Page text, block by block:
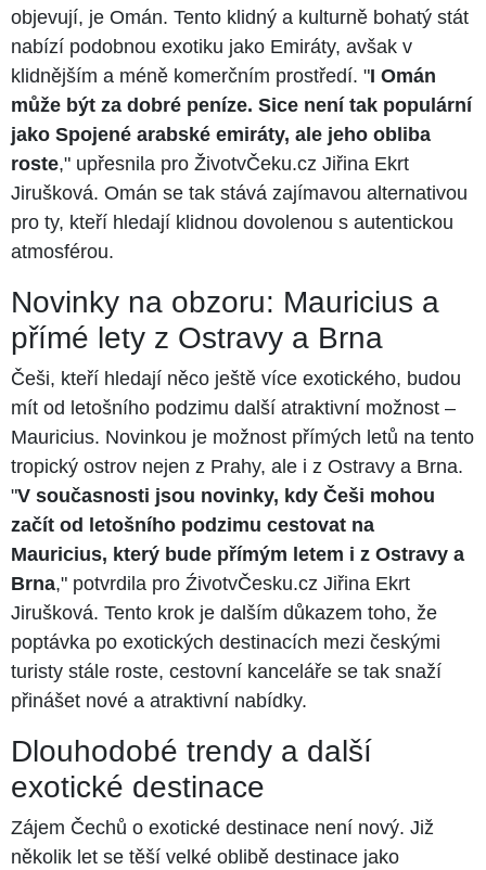
objevují, je Omán. Tento klidný a kulturně bohatý stát
nabízí podobnou exotiku jako Emiráty, avšak v
klidnějším a méně komerčním prostředí. "I Omán
může být za dobré peníze. Sice není tak populární
jako Spojené arabské emiráty, ale jeho obliba
roste," upřesnila pro ŽivotvČeku.cz Jiřina Ekrt
Jirušková. Omán se tak stává zajímavou alternativou
pro ty, kteří hledají klidnou dovolenou s autentickou
atmosférou.
Novinky na obzoru: Mauricius a
přímé lety z Ostravy a Brna
Češi, kteří hledají něco ještě více exotického, budou
mít od letošního podzimu další atraktivní možnost –
Mauricius. Novinkou je možnost přímých letů na tento
tropický ostrov nejen z Prahy, ale i z Ostravy a Brna.
"V současnosti jsou novinky, kdy Češi mohou
začít od letošního podzimu cestovat na
Mauricius, který bude přímým letem i z Ostravy a
Brna," potvrdila pro ŹivotvČesku.cz Jiřina Ekrt
Jirušková. Tento krok je dalším důkazem toho, že
poptávka po exotických destinacích mezi českými
turisty stále roste, cestovní kanceláře se tak snaží
přinášet nové a atraktivní nabídky.
Dlouhodobé trendy a další
exotické destinace
Zájem Čechů o exotické destinace není nový. Již
několik let se těší velké oblibě destinace jako